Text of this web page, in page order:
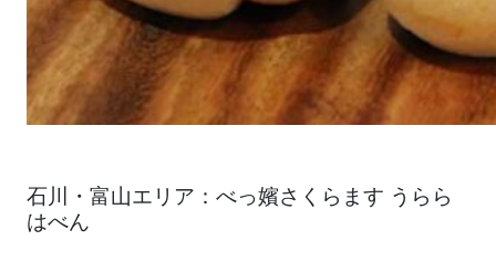
石川・富山エリア：べっ嬪さくらます うらら
はべん